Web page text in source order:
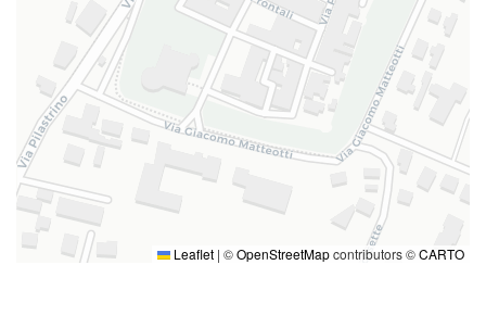
Leaflet | ©OpenStreetMapcontributors ©CARTO